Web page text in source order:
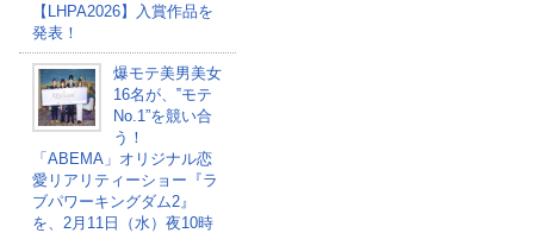
【LHPA2026】入賞作品を
発表！
爆モテ美男美女
16名が、‟モテ
No.1”を競い合
う！
「ABEMA」オリジナル恋
愛リアリティーショー『ラ
ブパワーキングダム2』
を、2月11日（水）夜10時